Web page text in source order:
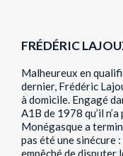
FRÉDÉRIC
Malheureux en
dernier, Frédéric
à domicile. Engagé
A1B de 1978 qu’il
Monégasque a
pas été une sinécure :
empêché de disputer